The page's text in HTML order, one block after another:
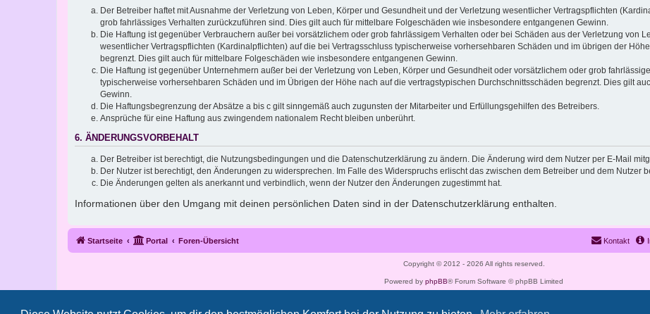
Der Betreiber haftet mit Ausnahme der Verletzung von Leben, Körper und Gesundheit und der Verletzung wesentlicher Vertragspflichten
grob fahrlässiges Verhalten zurückzuführen sind. Dies gilt auch für mittelbare Folgeschäden wie insbesondere entgangenen Gewinn.
Die Haftung ist gegenüber Verbrauchern außer bei vorsätzlichem oder grob fahrlässigem Verhalten oder bei Schäden aus der Verletzung von
wesentlicher Vertragspflichten (Kardinalpflichten) auf die bei Vertragsschluss typischerweise vorhersehbaren Schäden und im übrigen der
begrenzt. Dies gilt auch für mittelbare Folgeschäden wie insbesondere entgangenen Gewinn.
Die Haftung ist gegenüber Unternehmern außer bei der Verletzung von Leben, Körper und Gesundheit oder vorsätzlichem oder grob
typischerweise vorhersehbaren Schäden und im Übrigen der Höhe nach auf die vertragstypischen Durchschnittsschäden begrenzt. Dies gilt
Gewinn.
Die Haftungsbegrenzung der Absätze a bis c gilt sinngemäß auch zugunsten der Mitarbeiter und Erfüllungsgehilfen des Betreibers.
Ansprüche für eine Haftung aus zwingendem nationalem Recht bleiben unberührt.
6. ÄNDERUNGSVORBEHALT
Der Betreiber ist berechtigt, die Nutzungsbedingungen und die Datenschutzerklärung zu ändern. Die Änderung wird dem Nutzer per E-Mail
Der Nutzer ist berechtigt, den Änderungen zu widersprechen. Im Falle des Widerspruchs erlischt das zwischen dem Betreiber und dem Nutzer
Die Änderungen gelten als anerkannt und verbindlich, wenn der Nutzer den Änderungen zugestimmt hat.
Informationen über den Umgang mit deinen persönlichen Daten sind in der Datenschutzerklärung enthalten.
Startseite Portal Foren-Übersicht Kontakt
Copyright © 2012 - 2026 All rights reserved.
Powered by phpBB® Forum Software © phpBB Limited